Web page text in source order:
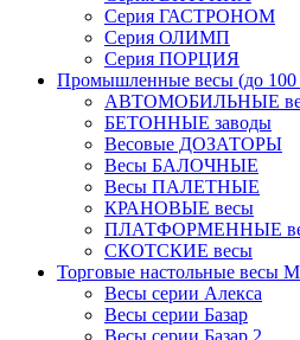
Серия ГАСТРОНОМ
Серия ОЛИМП
Серия ПОРЦИЯ
Промышленные весы (до 100
АВТОМОБИЛЬНЫЕ
БЕТОННЫЕ заводы
Весовые ДОЗАТОРЫ
Весы БАЛОЧНЫЕ
Весы ПАЛЕТНЫЕ
КРАНОВЫЕ весы
ПЛАТФОРМЕННЫЕ
СКОТСКИЕ весы
Торговые настольные весы
Весы серии Алекса
Весы серии Базар
Весы серии Базар 2